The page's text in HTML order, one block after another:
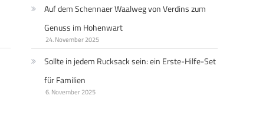
Auf dem Schennaer Waalweg von Verdins zum
Genuss im Hohenwart
24. November 2025
Sollte in jedem Rucksack sein: ein Erste-Hilfe-Set
für Familien
6. November 2025